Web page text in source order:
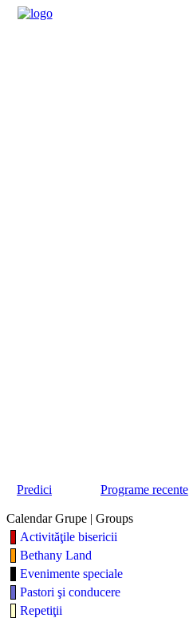
Predici Programe recente
Calendar Grupe | Groups
Activităţile bisericii
Bethany Land
Evenimente speciale
Pastori şi conducere
Repetiţii